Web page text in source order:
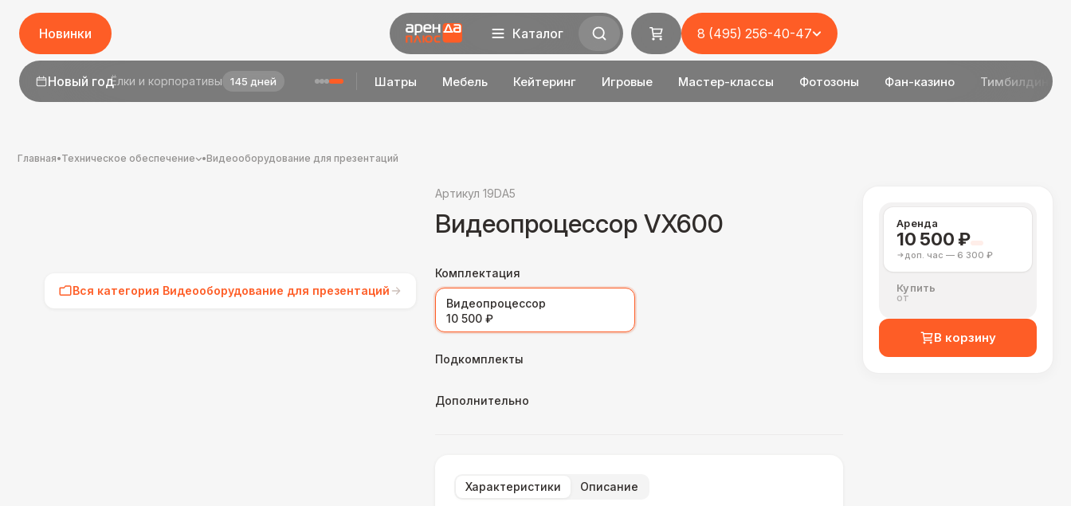
Новинки
1 сентябряДень знаний 23 дня
Новый годЁлки и корпоративы
Шатры Мебель Кейтеринг Игровые Мастер-классы Фотозоны Фан-казино Тимбилдинг
Каталог 8 (495) 256-40-47
Главная•Техническое обеспечение •Видеооборудование для презентаций
Вся категория Видеооборудование для презентаций
Артикул 19DA5
Видеопроцессор VX600
Комплектация
Видеопроцессор
10 500 ₽
Подкомплекты
Дополнительно
Характеристики Описание
Аренда
10 500 ₽
доп. час — 6 300 ₽
Купить
от
В корзину